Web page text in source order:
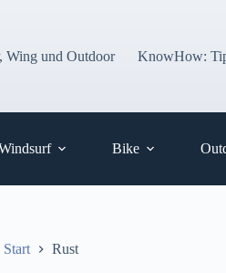
Wing und Outdoor
KnowHow:
Bike
Start Rust